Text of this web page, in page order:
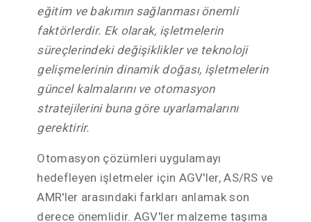
eğitim ve bakımın sağlanması önemli
faktörlerdir. Ek olarak, işletmelerin
süreçlerindeki değişiklikler ve teknoloji
gelişmelerinin dinamik doğası, işletmelerin
güncel kalmalarını ve otomasyon
stratejilerini buna göre uyarlamalarını
gerektirir.
Otomasyon çözümleri uygulamayı
hedefleyen işletmeler için AGV'ler, AS/RS ve
AMR'ler arasındaki farkları anlamak son
derece önemlidir. AGV'ler malzeme taşıma